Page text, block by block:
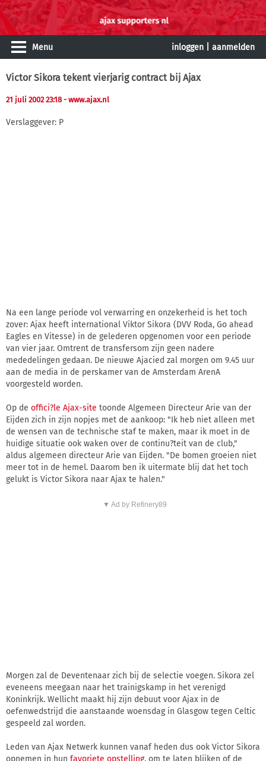
Menu inloggen aanmelden
Victor Sikora tekent vierjarig contract bij Ajax
21 juli 2002 23:18 - www.ajax.nl
Verslaggever: P
Na een lange periode vol verwarring en onzekerheid is het toch
zover: Ajax heeft international Viktor Sikora (DVV Roda, Go ahead
Eagles en Vitesse) in de gelederen opgenomen voor een periode
van vier jaar. Omtrent de transfersom zijn geen nadere
mededelingen gedaan. De nieuwe Ajacied zal morgen om 9.45 uur
aan de media in de perskamer van de Amsterdam ArenA
voorgesteld worden.
Op de offici?le Ajax-site toonde Algemeen Directeur Arie van der
Eijden zich in zijn nopjes met de aankoop: "Ik heb niet alleen met
de wensen van de technische staf te maken, maar ik moet in de
huidige situatie ook waken over de continu?teit van de club,"
aldus algemeen directeur Arie van Eijden. "De bomen groeien niet
meer tot in de hemel. Daarom ben ik uitermate blij dat het toch
gelukt is Victor Sikora naar Ajax te halen."
▼ Ad by Refinery89
Morgen zal de Deventenaar zich bij de selectie voegen. Sikora zel
eveneens meegaan naar het trainigskamp in het verenigd
Koninkrijk. Wellicht maakt hij zijn debuut voor Ajax in de
oefenwedstrijd die aanstaande woensdag in Glasgow tegen Celtic
gespeeld zal worden.
Leden van Ajax Netwerk kunnen vanaf heden dus ook Victor Sikora
opnemen in hun favoriete opstelling, om te laten blijken of de